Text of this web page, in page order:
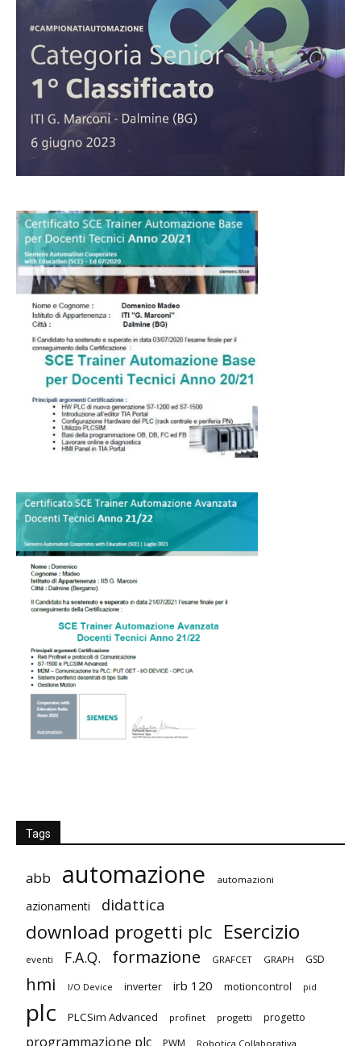
Tags
abb automazione automazioni
azionamenti didattica
download progetti plc Esercizio
eventi F.A.Q. formazione GRAFCET GRAPH GSD
hmi I/O Device inverter irb 120 motioncontrol pid
plc PLCSim Advanced profinet progetti progetto
programmazione plc PWM Robotica Collaborativa